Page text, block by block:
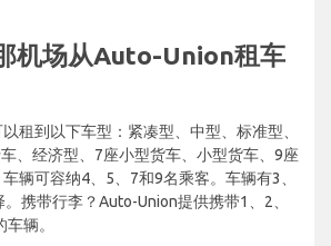
机场从Auto-Union租车
租到以下车型：紧凑型、中型、标准型、
、经济型、7座小型货车、小型货车、9座
辆可容纳4、5、7和9名乘客。车辆有3、
携带行李？Auto-Union提供携带1、2、
辆。